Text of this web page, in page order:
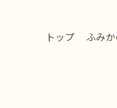
トップ ふみ